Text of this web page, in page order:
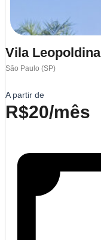
Vila Leopoldina
São Paulo (SP)
A partir de
R$20/mês